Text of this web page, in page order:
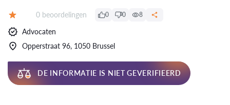
Beoordelingen:
0 beoordelingen 0 0 8
Advocaten
Opperstraat 96, 1050 Brussel
DE INFORMATIE IS NIET GEVERIFIEERD